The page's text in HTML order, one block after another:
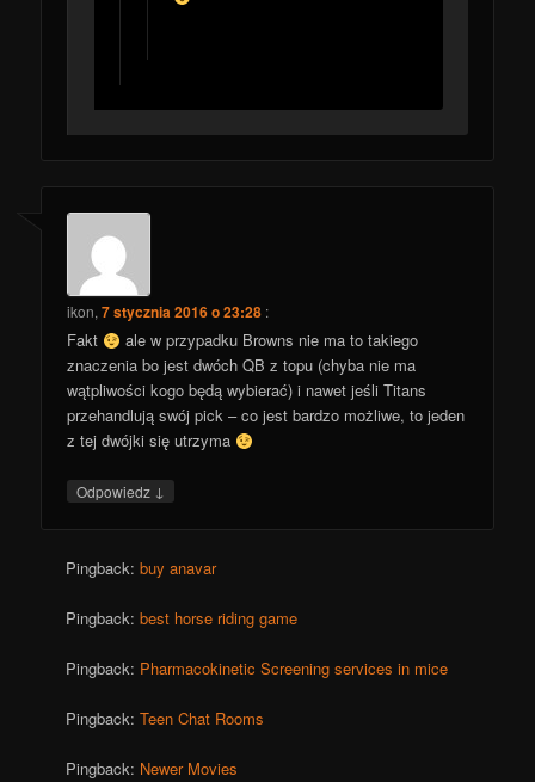
ikon,7 stycznia 2016 o 23:28 :
Fakt
ale w przypadku Browns nie ma to takiego
znaczenia bo jest dwóch QB z topu (chyba nie ma
wątpliwości kogo będą wybierać) i nawet jeśli Titans
przehandlują swój pick – co jest bardzo możliwe, to jeden
z tej dwójki się utrzyma
Odpowiedz ↓
Pingback:buy anavar
Pingback:best horse riding game
Pingback: Pharmacokinetic Screening services in mice
Pingback:Teen Chat Rooms
Pingback: Newer Movies